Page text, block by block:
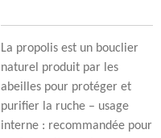
La propolis est un bouclier
naturel produit par les
abeilles pour protéger et
purifier la ruche – usage
interne : recommandée pour